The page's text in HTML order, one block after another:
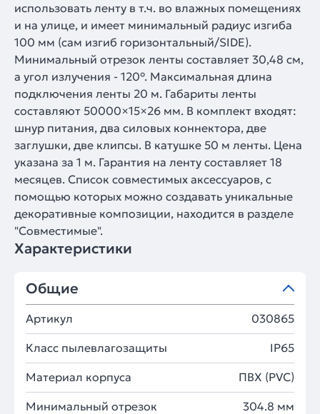
использовать ленту в т.ч. во влажных помещениях
и на улице, и имеет минимальный радиус изгиба
100 мм (сам изгиб горизонтальный/SIDE).
Минимальный отрезок ленты составляет 30,48 см,
а угол излучения - 120°. Максимальная длина
подключения ленты 20 м. Габариты ленты
составляют 50000×15×26 мм. В комплект входят:
шнур питания, два силовых коннектора, две
заглушки, две клипсы. В катушке 50 м ленты. Цена
указана за 1 м. Гарантия на ленту составляет 18
месяцев. Список совместимых аксессуаров, с
помощью которых можно создавать уникальные
декоративные композиции, находится в разделе
"Совместимые".
Характеристики
Общие
Артикул 030865
Класс пылевлагозащиты IP65
Материал корпуса ПВХ (PVC)
Минимальный отрезок 304.8 мм